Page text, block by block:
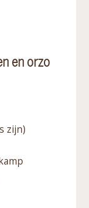
en orzo
zijn)